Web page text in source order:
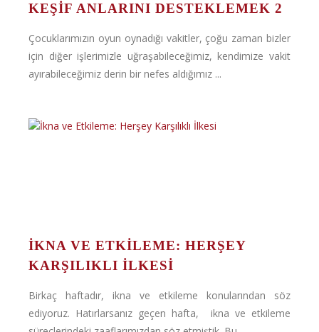
KEŞIF ANLARINI DESTEKLEMEK 2
Çocuklarımızın oyun oynadığı vakitler, çoğu zaman bizler
için diğer işlerimizle uğraşabileceğimiz, kendimize vakit
ayırabileceğimiz derin bir nefes aldığımız ...
İKNA VE ETKILEME: HERŞEY
KARŞILIKLI İLKESI
Birkaç haftadır, ikna ve etkileme konularından söz
ediyoruz. Hatırlarsanız geçen hafta, ikna ve etkileme